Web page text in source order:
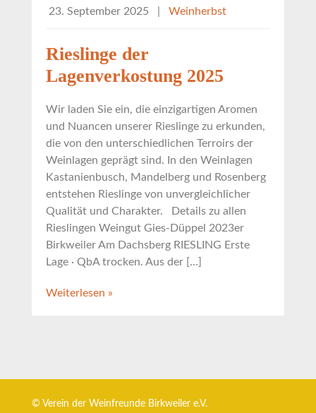
23. September 2025 Weinherbst
Rieslinge der
Lagenverkostung 2025
Wir laden Sie ein, die einzigartigen Aromen
und Nuancen unserer Rieslinge zu erkunden,
die von den unterschiedlichen Terroirs der
Weinlagen geprägt sind. In den Weinlagen
Kastanienbusch, Mandelberg und Rosenberg
entstehen Rieslinge von unvergleichlicher
Qualität und Charakter. Details zu allen
Rieslingen Weingut Gies-Düppel 2023er
Birkweiler Am Dachsberg RIESLING Erste
Lage · QbA trocken. Aus der […]
Weiterlesen »
© Verein der Weinfreunde Birkweiler e.V.